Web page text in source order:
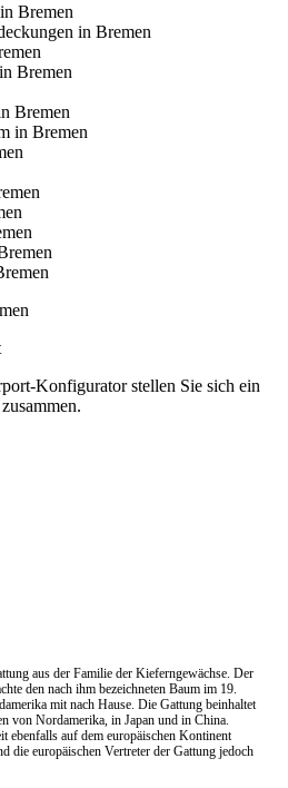
Bremen
in Bremen
Bremen
Bremen
in Bremen
Konfiguratorstellen Sie sich ein
aus der Familie der Kieferngewächse. Der
den nach ihm bezeichneten Baum im 19.
mit nach Hause. Die Gattung beinhaltet
von Nordamerika, in Japan und in China.
ebenfalls auf dem europäischen Kontinent
die europäischen Vertreter der Gattung jedoch